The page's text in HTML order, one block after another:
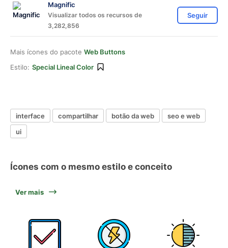
Magnific
Visualizar todos os recursos de
3,282,856
Seguir
Mais ícones do pacote Web Buttons
Estilo: Special Lineal Color
interface compartilhar botão da web
seo e web
ui
Ícones com o mesmo estilo e conceito
Ver mais